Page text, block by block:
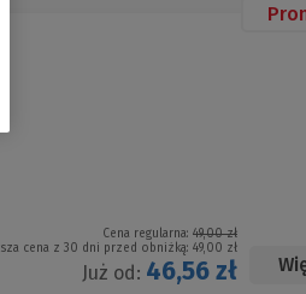
Cena regularna: 49,00 zł
cena z 30 dni przed obniżką: 49,00 zł
Już od: 46,56 zł